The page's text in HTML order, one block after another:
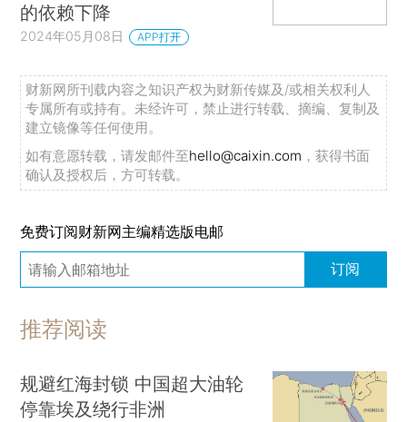
的依赖下降
2024年05月08日 APP打开
财新网所刊载内容之知识产权为财新传媒及/或相关权利人
专属所有或持有。未经许可，禁止进行转载、摘编、复制及
建立镜像等任何使用。
如有意愿转载，请发邮件至hello@caixin.com ，获得书面
确认及授权后，方可转载。
免费订阅财新网主编精选版电邮
订阅
推荐阅读
规避红海封锁 中国超大油轮
停靠埃及绕行非洲